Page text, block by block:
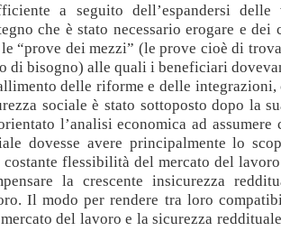
a seguito dell’espandersi
che è stato necessario erogare e
“prove dei mezzi” (le prove cioè di
di bisogno) alle quali i beneficiari
delle riforme e delle integrazioni,
sociale è stato sottoposto dopo la
l’analisi economica ad assumere
dovesse avere principalmente lo
costante flessibilità del mercato del
la crescente insicurezza
Il modo per rendere tra loro
del lavoro e la sicurezza